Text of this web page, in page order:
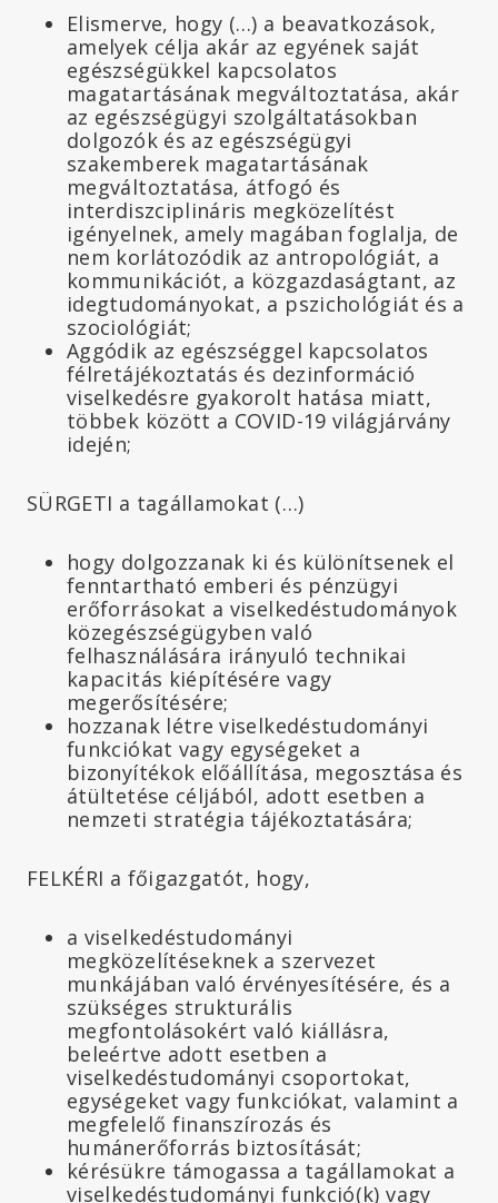
Elismerve, hogy (…) a beavatkozások,
amelyek célja akár az egyének saját
egészségükkel kapcsolatos
magatartásának megváltoztatása, akár
az egészségügyi szolgáltatásokban
dolgozók és az egészségügyi
szakemberek magatartásának
megváltoztatása, átfogó és
interdiszciplináris megközelítést
igényelnek, amely magában foglalja, de
nem korlátozódik az antropológiát, a
kommunikációt, a közgazdaságtant, az
idegtudományokat, a pszichológiát és a
szociológiát;
Aggódik az egészséggel kapcsolatos
félretájékoztatás és dezinformáció
viselkedésre gyakorolt hatása miatt,
többek között a COVID-19 világjárvány
idején;
SÜRGETI a tagállamokat (…)
hogy dolgozzanak ki és különítsenek el
fenntartható emberi és pénzügyi
erőforrásokat a viselkedéstudományok
közegészségügyben való
felhasználására irányuló technikai
kapacitás kiépítésére vagy
megerősítésére;
hozzanak létre viselkedéstudományi
funkciókat vagy egységeket a
bizonyítékok előállítása, megosztása és
átültetése céljából, adott esetben a
nemzeti stratégia tájékoztatására;
FELKÉRI a főigazgatót, hogy,
a viselkedéstudományi
megközelítéseknek a szervezet
munkájában való érvényesítésére, és a
szükséges strukturális
megfontolásokért való kiállásra,
beleértve adott esetben a
viselkedéstudományi csoportokat,
egységeket vagy funkciókat, valamint a
megfelelő finanszírozás és
humánerőforrás biztosítását;
kérésükre támogassa a tagállamokat a
viselkedéstudományi funkció(k) vagy